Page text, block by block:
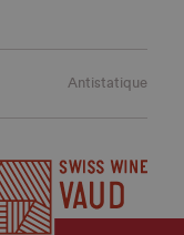
Antistatique